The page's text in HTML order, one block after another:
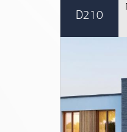
Один
Два
D210